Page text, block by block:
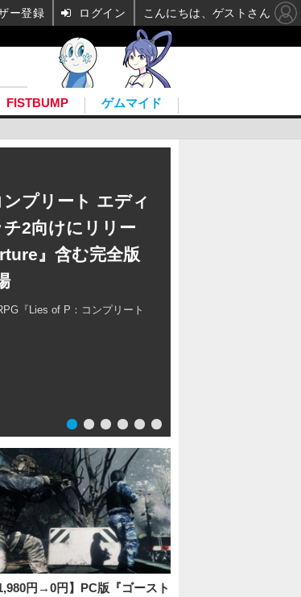
FISTBUMP ゲムマイド
ンプリート エディ
2向けにリリー
』含む完全版
『Lies of P：コンプリート
1,980円→0円】PC版『ゴースト
ー登録 ログイン こんにちは、ゲストさん